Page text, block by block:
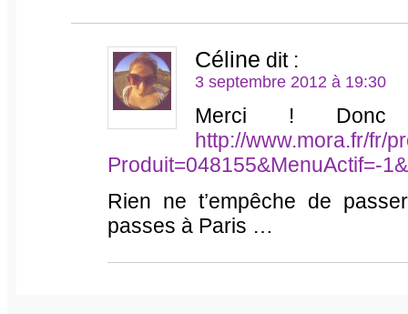
Céline dit :
3 septembre 2012 à 19:30
Merci ! Donc
http://www.mora.fr/fr/
Produit=048155&MenuActif=-
Rien ne t’empêche de
passes à Paris …